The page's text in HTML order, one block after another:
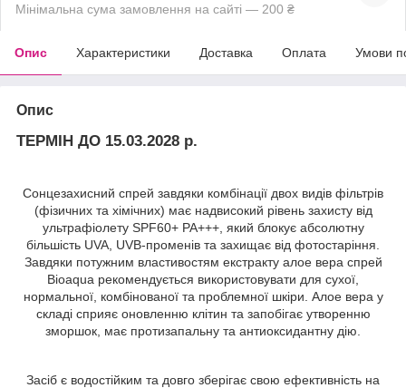
Мінімальна сума замовлення на сайті — 200 ₴
Опис Характеристики Доставка Оплата Умови
Опис
ТЕРМІН ДО 15.03.2028 р.
Сонцезахисний спрей завдяки комбінації двох видів фільтрів
(фізичних та хімічних) має надвисокий рівень захисту від
ультрафіолету SPF60+ PA+++, який блокує абсолютну
більшість UVA, UVB-променів та захищає від фотостаріння.
Завдяки потужним властивостям екстракту алое вера спрей
Bioaqua рекомендується використовувати для сухої,
нормальної, комбінованої та проблемної шкіри. Алое вера у
складі сприяє оновленню клітин та запобігає утворенню
зморшок, має протизапальну та антиоксидантну дію.
Засіб є водостійким та довго зберігає свою ефективність на